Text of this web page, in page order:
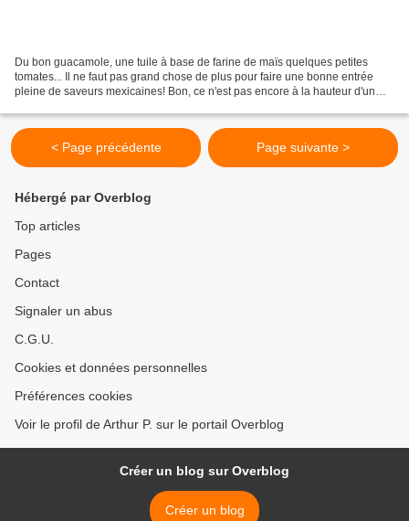
Du bon guacamole, une tuile à base de farine de maïs quelques petites
tomates... Il ne faut pas grand chose de plus pour faire une bonne entrée
pleine de saveurs mexicaines! Bon, ce n'est pas encore à la hauteur d'un
< Page précédente Page suivante >
Hébergé par Overblog
Top articles
Pages
Contact
Signaler un abus
C.G.U.
Cookies et données personnelles
Préférences cookies
Voir le profil de Arthur P. sur le portail Overblog
Créer un blog sur Overblog
Créer un blog